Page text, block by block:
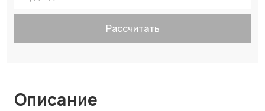
Рассчитать
Описание